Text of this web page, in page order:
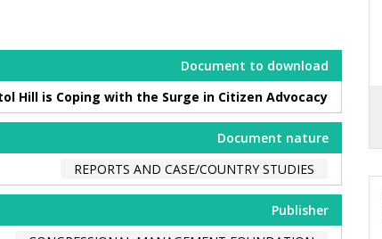
Document to download
Hill is Coping with the Surge in Citizen Advocacy
Document nature
REPORTS AND CASE/COUNTRY STUDIES
Publisher